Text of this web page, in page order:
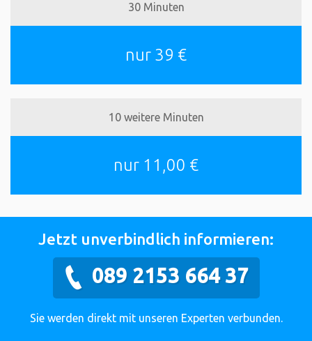
30 Minuten
nur 39 €
10 weitere Minuten
nur 11,00 €
Jetzt unverbindlich informieren:
089 2153 664 37
Sie werden direkt mit unseren Experten verbunden.